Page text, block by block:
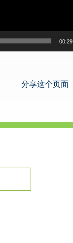
00:29
分享这个页面